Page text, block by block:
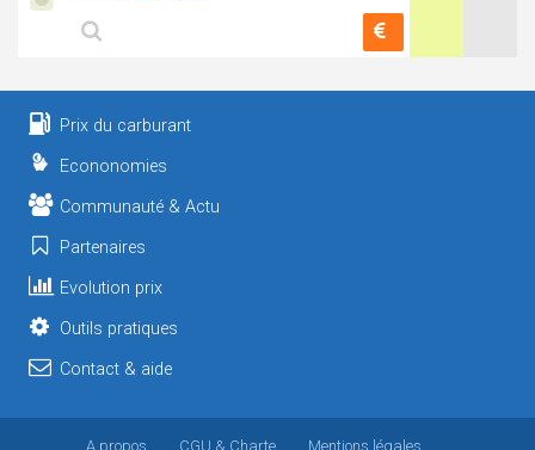
Prix du carburant
Econonomies
Communauté & Actu
Partenaires
Evolution prix
Outils pratiques
Contact & aide
A propos CGU & Charte Mentions légales